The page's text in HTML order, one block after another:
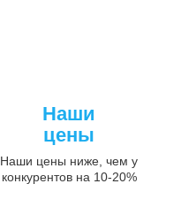
Наши
цены
Наши цены ниже, чем у
конкурентов на 10-20%